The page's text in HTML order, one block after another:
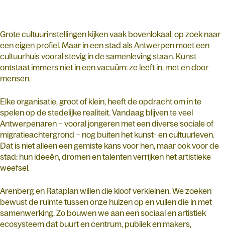
Grote cultuurinstellingen kijken vaak bovenlokaal, op zoek naar
een eigen profiel. Maar in een stad als Antwerpen moet een
cultuurhuis vooral stevig in de samenleving staan. Kunst
ontstaat immers niet in een vacuüm: ze leeft in, met en door
mensen.
Elke organisatie, groot of klein, heeft de opdracht om in te
spelen op de stedelijke realiteit. Vandaag blijven te veel
Antwerpenaren – vooral jongeren met een diverse sociale of
migratieachtergrond – nog buiten het kunst- en cultuurleven.
Dat is niet alleen een gemiste kans voor hen, maar ook voor de
stad: hun ideeën, dromen en talenten verrijken het artistieke
weefsel.
Arenberg en Rataplan willen die kloof verkleinen. We zoeken
bewust de ruimte tussen onze huizen op en vullen die in met
samenwerking. Zo bouwen we aan een sociaal en artistiek
ecosysteem dat buurt en centrum, publiek en makers,